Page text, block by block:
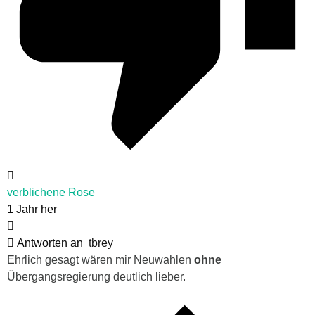
verblichene Rose
1 Jahr her
Antworten an tbrey
Ehrlich gesagt wären mir Neuwahlen ohne
Übergangsregierung deutlich lieber.